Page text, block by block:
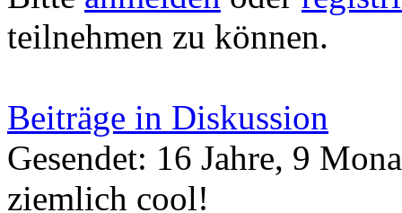
teilnehmen zu können.
Beiträge in Diskussion
Gesendet: 16 Jahre, 9
ziemlich cool!